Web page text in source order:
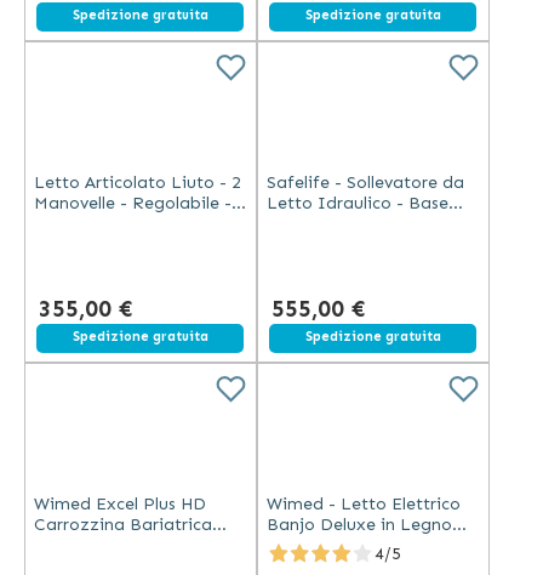
Spedizione gratuita Spedizione gratuita
Letto Articolato Liuto - 2
Manovelle - Regolabile -
355,00 €
Spedizione gratuita
Safelife - Sollevatore da
Letto Idraulico - Base
555,00 €
Spedizione gratuita
Wimed Excel Plus HD
Carrozzina Bariatrica
Wimed - Letto Elettrico
Banjo Deluxe in Legno
con Sponde Regolabili
4/5